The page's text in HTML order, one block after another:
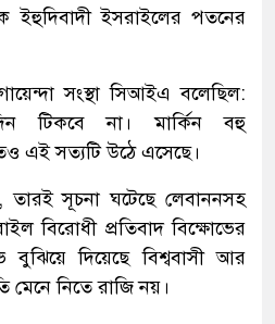
ইহুদিবাদী ইসরাইলের পতনের
সংস্থা সিআইএ বলেছিল:
টিকবে না। মার্কিন বহু
এই সত্যটি উঠে এসেছে।
তারই সূচনা ঘটেছে লেবাননসহ
বিরোধী প্রতিবাদ বিক্ষোভের
দিয়েছে বিশ্ববাসী আর
মেনে নিতে রাজি নয়।